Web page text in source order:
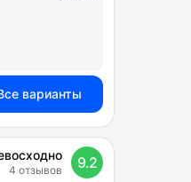
варианты
4 отзывов 9.2